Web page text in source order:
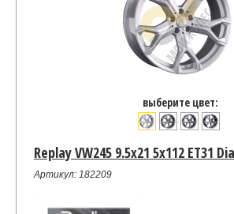
выберите цвет:
Replay VW245 9.5x21 5x112 ET31
Артикул: 182209